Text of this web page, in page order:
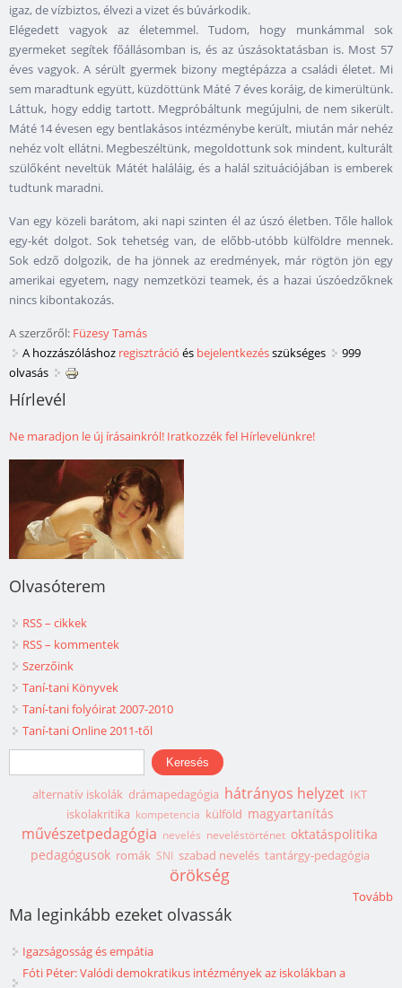
igaz, de vízbiztos, élvezi a vizet és búvárkodik.
Elégedett vagyok az életemmel. Tudom, hogy munkámmal sok
gyermeket segítek főállásomban is, és az úszásoktatásban is. Most 57
éves vagyok. A sérült gyermek bizony megtépázza a családi életet. Mi
sem maradtunk együtt, küzdöttünk Máté 7 éves koráig, de kimerültünk.
Láttuk, hogy eddig tartott. Megpróbáltunk megújulni, de nem sikerült.
Máté 14 évesen egy bentlakásos intézménybe került, miután már nehéz
nehéz volt ellátni. Megbeszéltünk, megoldottunk sok mindent, kulturált
szülőként neveltük Mátét haláláig, és a halál szituációjában is emberek
tudtunk maradni.
Van egy közeli barátom, aki napi szinten él az úszó életben. Tőle hallok
egy-két dolgot. Sok tehetség van, de előbb-utóbb külföldre mennek.
Sok edző dolgozik, de ha jönnek az eredmények, már rögtön jön egy
amerikai egyetem, nagy nemzetközi teamek, és a hazai úszóedzőknek
nincs kibontakozás.
A szerzőről: Füzesy Tamás
A hozzászóláshoz regisztráció és bejelentkezésszükséges
999
olvasás
Hírlevél
Ne maradjon le új írásainkról! Iratkozzék fel Hírlevelünkre!
Olvasóterem
RSS – cikkek
RSS – kommentek
Szerzőink
Taní-tani Könyvek
Taní-tani folyóirat 2007-2010
Taní-tani Online 2011-től
Keresés űrlap
Keresés
alternatív iskolák drámapedagógia hátrányos helyzet IKT
iskolakritika kompetencia külföld magyartanítás
művészetpedagógia nevelés neveléstörténet oktatáspolitika
pedagógusok romák SNI szabad nevelés tantárgy-pedagógia
örökség
Tovább
Ma leginkább ezeket olvassák
Igazságosság és empátia
Fóti Péter: Valódi demokratikus intézmények az iskolákban a